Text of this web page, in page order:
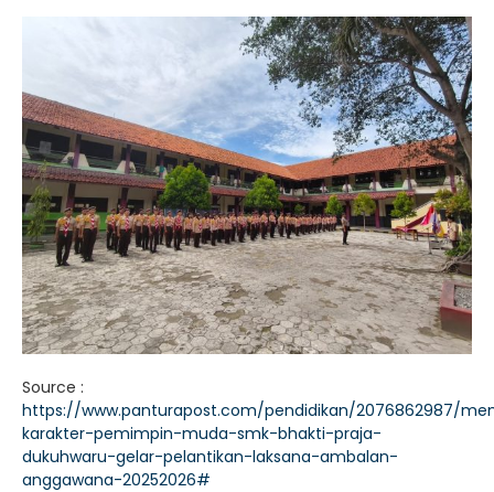
Source :
https://www.panturapost.com/pendidikan/2076862987/
karakter-pemimpin-muda-smk-bhakti-praja-
dukuhwaru-gelar-pelantikan-laksana-ambalan-
anggawana-20252026#